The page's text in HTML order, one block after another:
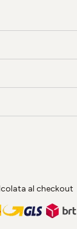
al checkout